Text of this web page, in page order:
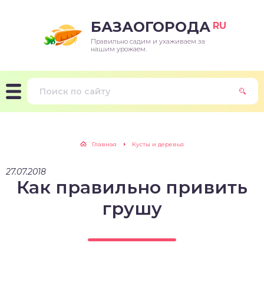
БАЗАОГОРОДА RU
Правильно садим и ухаживаем за
нашим урожаем.
Главная Кусты и деревья
27.07.2018
Как правильно привить
грушу